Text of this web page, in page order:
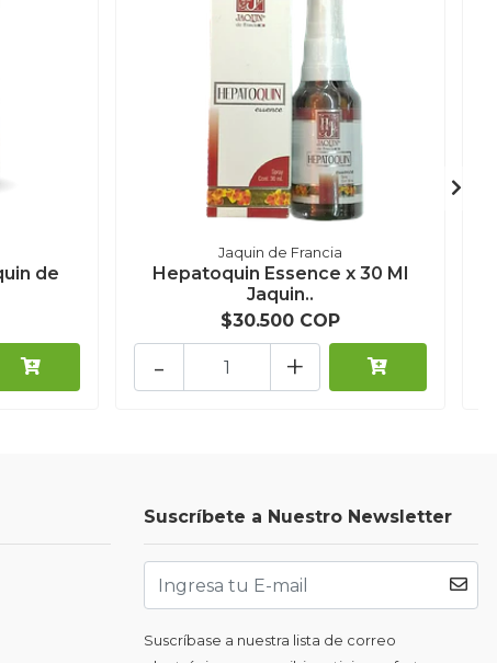
de
Jaquin de Francia
Hepatoquin Essence x 30 Ml
Jaquin..
$30.500 COP
+
-
Suscríbete a Nuestro Newsletter
Suscríbase a nuestra lista de correo